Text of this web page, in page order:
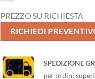
PREZZO SU RICHIESTA
RICHIEDI
SPEDIZIONE
per ordini